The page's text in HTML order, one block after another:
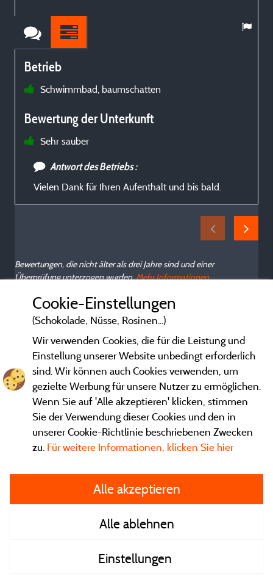
Betrieb
Schwimmbad, baumschatten
Bewertung der Unterkunft
Sehr sauber
Antwort des Betriebs :
Vielen Dank für Ihren Aufenthalt und bis bald.
Bewertungen, die nicht älter als drei Jahre sind und einer
Überprüfung unterzogen wurden. Mehr Informationen
Gesetzliche Bedingungen
Herausgeberinformationen und Adressen
Kontakt
AGB
Cookie-Einstellungen
(Schokolade, Nüsse, Rosinen...)
Wir verwenden Cookies, die für die Leistung und
Einstellung unserer Website unbedingt erforderlich
sind. Wir können auch Cookies verwenden, um
gezielte Werbung für unsere Nutzer zu ermöglichen.
Wenn Sie auf 'Alle akzeptieren' klicken, stimmen
Sie der Verwendung dieser Cookies und den in
unserer Cookie-Richtlinie beschriebenen Zwecken
zu. Für weitere Informationen, klicken Sie hier
Alle akzeptieren
Alle ablehnen
Einstellungen